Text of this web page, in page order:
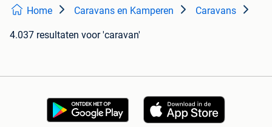
Home Caravans en Kamperen Caravans
4.037 resultaten voor 'caravan'